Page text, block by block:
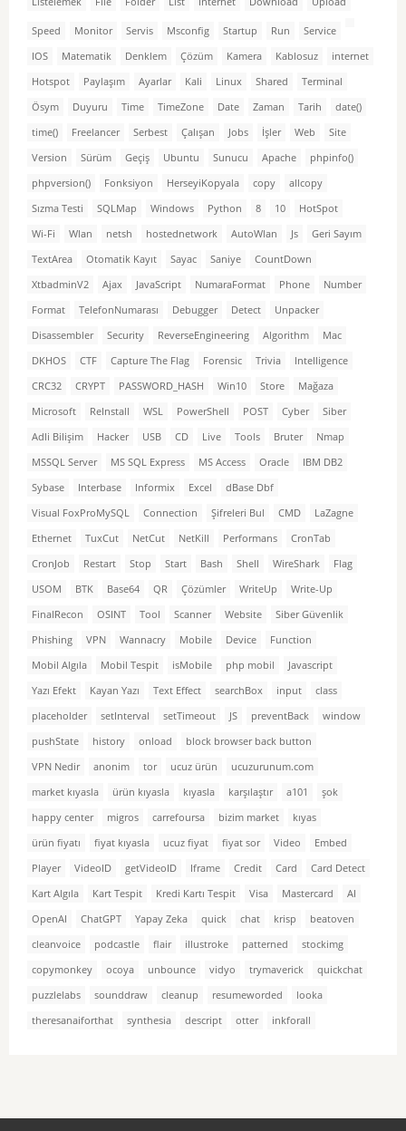
Speed Monitor Servis Msconfig Startup Run
Service
IOS
Matematik Denklem Çözüm Kamera Kablosuz
internet
Hotspot
Paylaşım Ayarlar Kali Linux Shared
Terminal
Ösym
Duyuru Time TimeZone Date Zaman Tarih
date()
time()
Freelancer Serbest Çalışan Jobs İşler Web
Site
Version
Sürüm Geçiş Ubuntu Sunucu Apache
phpinfo()
phpversion()
Fonksiyon HerseyiKopyala copy
allcopy
Sızma Testi
SQLMap Windows Python 8 10
HotSpot
Wi-Fi
Wlan netsh hostednetwork AutoWlan Js
Geri Sayım
TextArea
Otomatik Kayıt Sayac Saniye
CountDown
XtbadminV2
Ajax JavaScript NumaraFormat Phone
Number
Format
TelefonNumarası Debugger Detect
Unpacker
Disassembler
Security ReverseEngineering Algorithm
Mac
DKHOS
CTF Capture The Flag Forensic Trivia
Intelligence
CRC32
CRYPT PASSWORD_HASH Win10 Store
Mağaza
Microsoft
ReInstall WSL PowerShell POST Cyber
Siber
Adli Bilişim
Hacker USB CD Live Tools Bruter
Nmap
MSSQL Server
MS SQL Express MS Access Oracle
IBM DB2
Sybase
Interbase Informix Excel
dBase Dbf
Visual FoxProMySQL
Connection Şifreleri Bul CMD
LaZagne
Ethernet
TuxCut NetCut NetKill Performans
CronTab
CronJob
Restart Stop Start Bash Shell WireShark
Flag
USOM
BTK Base64 QR Çözümler WriteUp
Write-Up
FinalRecon
OSINT Tool Scanner Website
Siber Güvenlik
Phishing
VPN Wannacry Mobile Device
Function
Mobil Algıla
Mobil Tespit isMobile php mobil
Javascript
Yazı Efekt
Kayan Yazı Text Effect searchBox input
class
placeholder
setInterval setTimeout JS preventBack
window
pushState
history onload
block browser back button
VPN Nedir
anonim tor ucuz ürün
ucuzurunum.com
market kıyasla
ürün kıyasla kıyasla karşılaştır a101
şok
happy center
migros carrefoursa bizim market
kıyas
ürün fiyatı
fiyat kıyasla ucuz fiyat fiyat sor Video
Embed
Player
VideoID getVideoID Iframe Credit Card
Card Detect
Kart Algıla
Kart Tespit Kredi Kartı Tespit Visa Mastercard
AI
OpenAI
ChatGPT Yapay Zeka quick chat krisp
beatoven
cleanvoice
podcastle flair illustroke patterned
stockimg
copymonkey
ocoya unbounce vidyo trymaverick
quickchat
puzzlelabs
sounddraw cleanup resumeworded
looka
theresanaiforthat
synthesia descript otter inkforall